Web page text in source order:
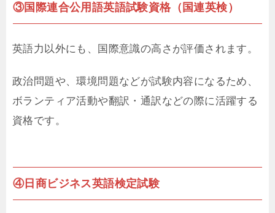
③国際連合公用語英語試験資格（国連英検）
英語力以外にも、国際意識の高さが評価されます。
政治問題や、環境問題などが試験内容になるため、
ボランティア活動や翻訳・通訳などの際に活躍する
資格です。
④日商ビジネス英語検定試験